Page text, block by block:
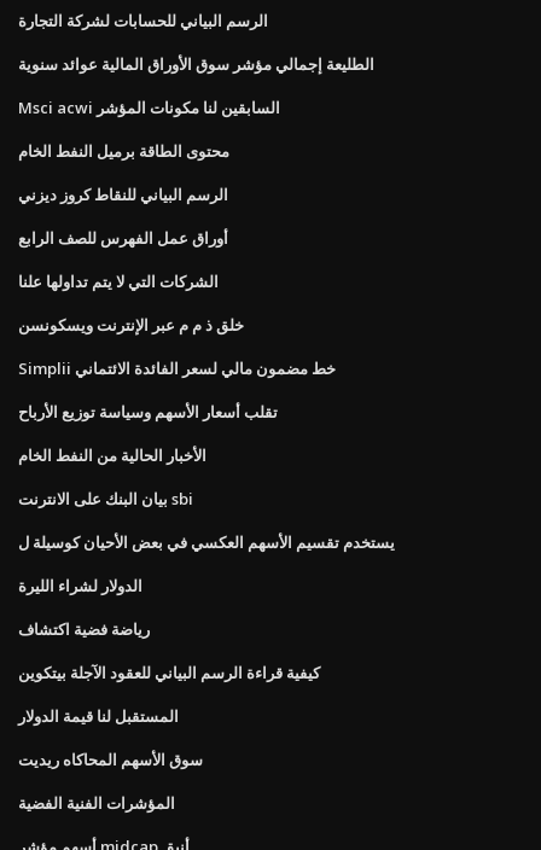
الرسم البياني للحسابات لشركة التجارة
الطليعة إجمالي مؤشر سوق الأوراق المالية عوائد سنوية
Msci acwi السابقين لنا مكونات المؤشر
محتوى الطاقة برميل النفط الخام
الرسم البياني للنقاط كروز ديزني
أوراق عمل الفهرس للصف الرابع
الشركات التي لا يتم تداولها علنا
خلق ذ م م عبر الإنترنت ويسكونسن
Simplii خط مضمون مالي لسعر الفائدة الائتماني
تقلب أسعار الأسهم وسياسة توزيع الأرباح
الأخبار الحالية من النفط الخام
بيان البنك على الانترنت sbi
يستخدم تقسيم الأسهم العكسي في بعض الأحيان كوسيلة ل
الدولار لشراء الليرة
رياضة فضية اكتشاف
كيفية قراءة الرسم البياني للعقود الآجلة بيتكوين
المستقبل لنا قيمة الدولار
سوق الأسهم المحاكاه ريديت
المؤشرات الفنية الفضية